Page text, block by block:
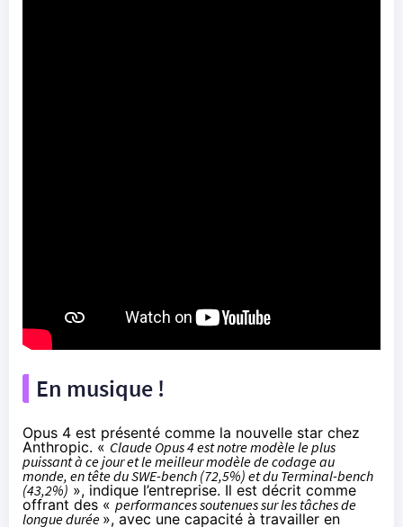
En musique !
Opus 4 est présenté comme la nouvelle star chez
Anthropic. « Claude Opus 4 est notre modèle le plus
puissant à ce jour et le meilleur modèle de codage au
monde, en tête du SWE-bench (72,5%) et du Terminal-bench
(43,2%) », indique l’entreprise. Il est décrit comme
offrant des « performances soutenues sur les tâches de
longue durée », avec une capacité à travailler en